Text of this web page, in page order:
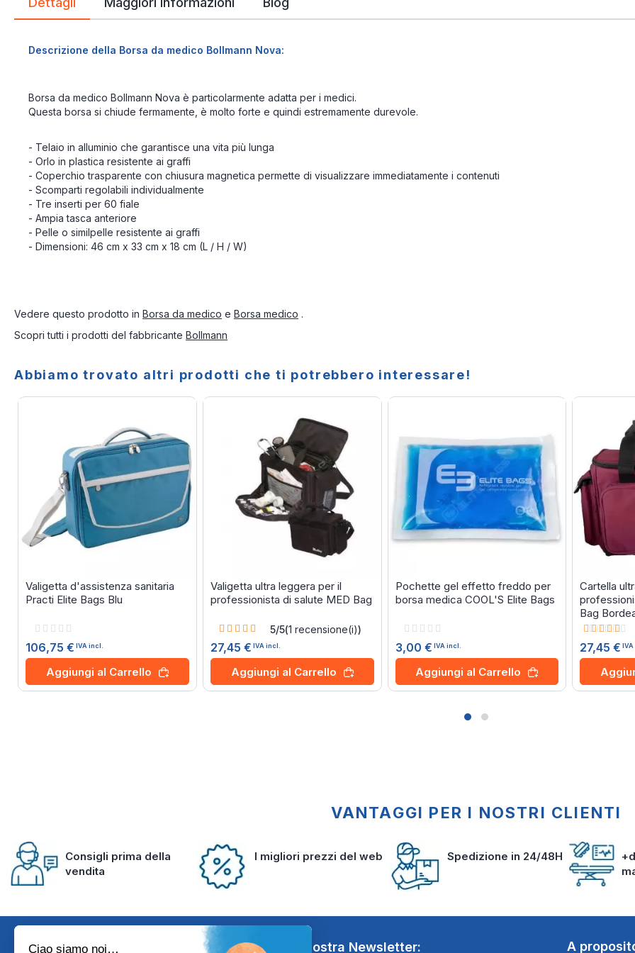
Descrizione della Borsa da medico Bollmann Nova:
Borsa da medico Bollmann Nova è particolarmente adatta per i medici.
Questa borsa si chiude fermamente, è molto forte e quindi estremamente durevole.
- Telaio in alluminio che garantisce una vita più lunga
- Orlo in plastica resistente ai graffi
- Coperchio trasparente con chiusura magnetica permette di visualizzare immediatamente i contenuti
- Scomparti regolabili individualmente
- Tre inserti per 60 fiale
- Ampia tasca anteriore
- Pelle o similpelle resistente ai graffi
- Dimensioni: 46 cm x 33 cm x 18 cm (L / H / W)
Vedere questo prodotto in Borsa da medico e Borsa medico .
Scopri tutti i prodotti del fabbricante Bollmann
Abbiamo trovato altri prodotti che ti potrebbero interessare!
Valigetta d'assistenza sanitaria
Practi Elite Bags Blu
Rating:
106,75 € IVA incl.
Aggiungi al Carrello
Valigetta ultra leggera per il
professionista di salute MED Bag
Rating:
5/5(1 recensione(i))
27,45 € IVA incl.
Aggiungi al Carrello
Pochette gel effetto freddo per
borsa medica COOL'S Elite Bags
Rating:
3,00 € IVA incl.
Aggiungi al Carrello
Cartella
Bag
Rating:
27,45 €
VANTAGGI PER I NOSTRI CLIENTI
Consigli prima della
vendita
I migliori prezzi del web Spedizione in 24/48H
Iscriviti alla nostra Newsletter: A
Ciao siamo noi…